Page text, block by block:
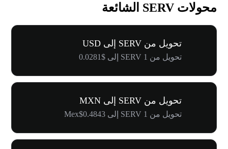
محولات SERV الشائعة
تحويل من SERV إلى USD
تحويل من 1 SERV إلى $0.0281
تحويل من SERV إلى MXN
تحويل من 1 SERV إلى Mex$0.4843